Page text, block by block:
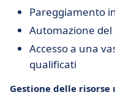
Pareggiamento
Automazione del
Accesso a una
qualificati
Gestione delle